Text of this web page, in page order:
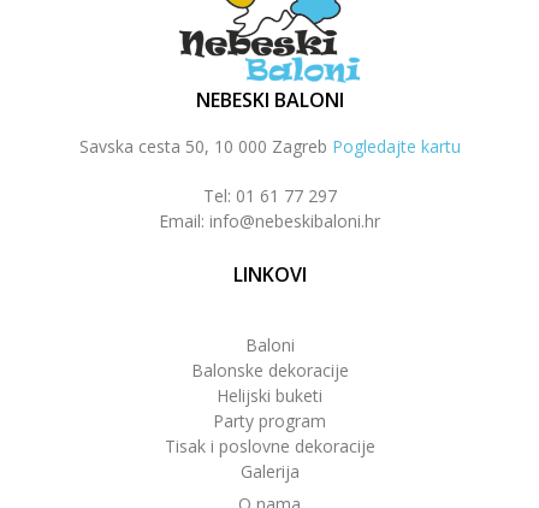
NEBESKI BALONI
Savska cesta 50, 10 000 Zagreb Pogledajte kartu
Tel: 01 61 77 297
Email: info@nebeskibaloni.hr
LINKOVI
Baloni
Balonske dekoracije
Helijski buketi
Party program
Tisak i poslovne dekoracije
Galerija